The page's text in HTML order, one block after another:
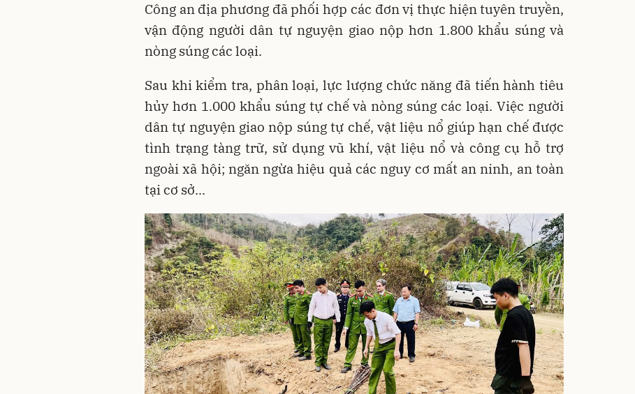
Công an địa phương đã phối hợp các đơn vị thực hiện tuyên truyền,
vận động người dân tự nguyện giao nộp hơn 1.800 khẩu súng và
nòng súng các loại.
Sau khi kiểm tra, phân loại, lực lượng chức năng đã tiến hành tiêu
hủy hơn 1.000 khẩu súng tự chế và nòng súng các loại. Việc người
dân tự nguyện giao nộp súng tự chế, vật liệu nổ giúp hạn chế được
tình trạng tàng trữ, sử dụng vũ khí, vật liệu nổ và công cụ hỗ trợ
ngoài xã hội; ngăn ngừa hiệu quả các nguy cơ mất an ninh, an toàn
tại cơ sở...